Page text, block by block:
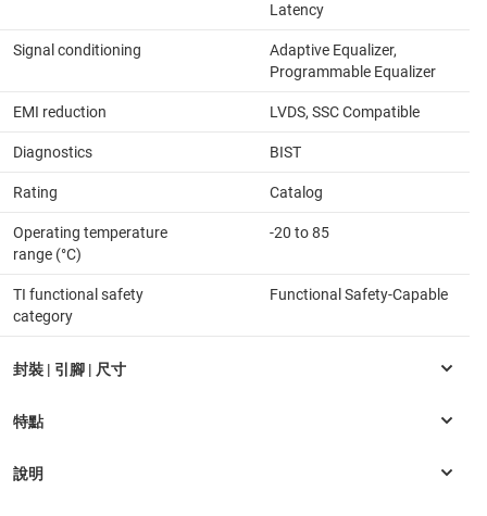
Latency
Signal conditioning
Adaptive Equalizer,
Programmable Equalizer
EMI reduction LVDS, SSC Compatible
Diagnostics BIST
Rating Catalog
Operating temperature
range (°C)
-20 to 85
TI functional safety
category
Functional Safety-Capable